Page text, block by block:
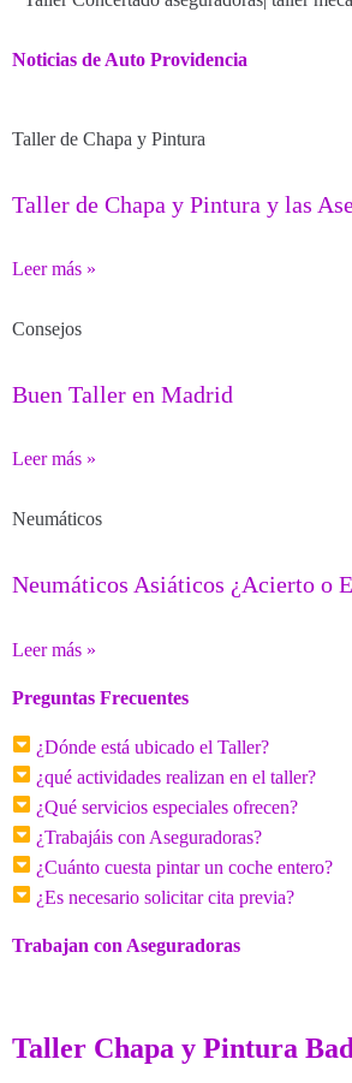
Noticias de Auto Providencia
Taller de Chapa y Pintura
Taller de Chapa y Pintura y las
Leer más »
Consejos
Buen Taller en Madrid
Leer más »
Neumáticos
Neumáticos Asiáticos ¿Acierto o
Leer más »
Preguntas Frecuentes
¿Dónde está ubicado el Taller?
¿qué actividades realizan en el taller?
¿Qué servicios especiales ofrecen?
¿Trabajáis con Aseguradoras?
¿Cuánto cuesta pintar un coche entero?
¿Es necesario solicitar cita previa?
Trabajan con Aseguradoras
Taller Chapa y Pintura